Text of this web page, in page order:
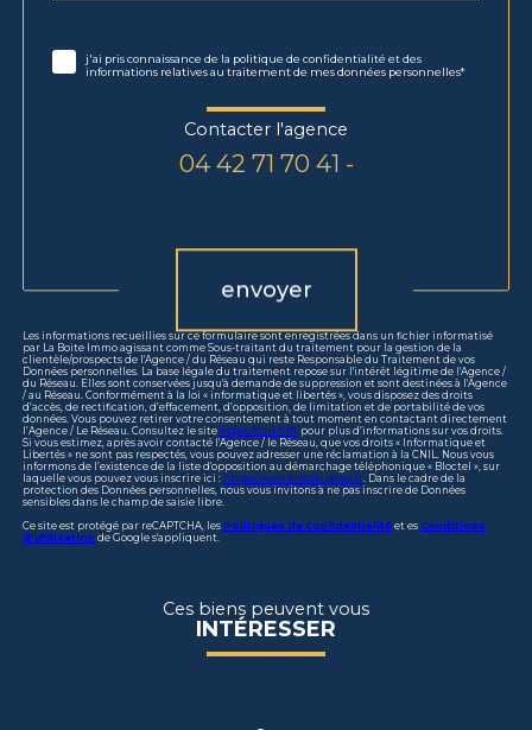
j'ai pris connaissance de la politique de confidentialité et des
informations relatives au traitement de mes données personnelles*
Contacter l'agence
04 42 71 70 41 -
envoyer
Les informations recueillies sur ce formulaire sont enregistrées dans un fichier informatisé
par La Boite Immo agissant comme Sous-traitant du traitement pour la gestion de la
clientèle/prospects de l'Agence / du Réseau qui reste Responsable du Traitement de vos
Données personnelles. La base légale du traitement repose sur l'intérêt légitime de l'Agence /
du Réseau. Elles sont conservées jusqu'à demande de suppression et sont destinées à l'Agence
/ au Réseau. Conformément à la loi « informatique et libertés », vous disposez des droits
d’accès, de rectification, d’effacement, d’opposition, de limitation et de portabilité de vos
données. Vous pouvez retirer votre consentement à tout moment en contactant directement
l’Agence / Le Réseau. Consultez le site https://cnil.fr/fr pour plus d’informations sur vos droits.
Si vous estimez, après avoir contacté l'Agence / le Réseau, que vos droits « Informatique et
Libertés » ne sont pas respectés, vous pouvez adresser une réclamation à la CNIL. Nous vous
informons de l’existence de la liste d'opposition au démarchage téléphonique « Bloctel », sur
laquelle vous pouvez vous inscrire ici : https://www.bloctel.gouv.fr. Dans le cadre de la
protection des Données personnelles, nous vous invitons à ne pas inscrire de Données
sensibles dans le champ de saisie libre.
Ce site est protégé par reCAPTCHA, les Politiques de Confidentialité et es Conditions
d'utilisation de Google s'appliquent.
Ces biens peuvent vous
INTÉRESSER